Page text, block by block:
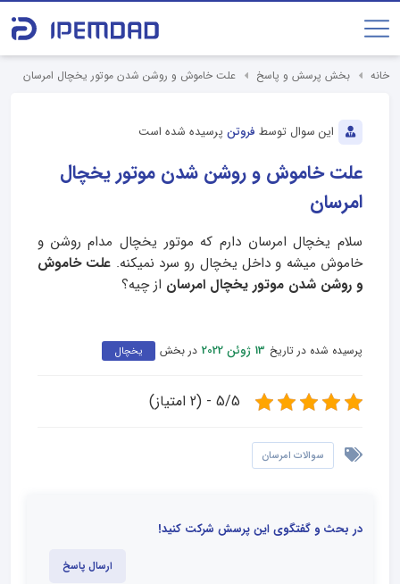
خانه بخش پرسش و پاسخ علت خاموش و روشن شدن موتور یخچال امرسان
این سوال توسط فروتن پرسیده شده است
علت خاموش و روشن شدن موتور یخچال
امرسان
سلام یخچال امرسان دارم که موتور یخچال مدام روشن و
خاموش میشه و داخل یخچال رو سرد نمیکنه. علت خاموش
و روشن شدن موتور یخچال امرسان از چیه؟
پرسیده شده در تاریخ 13 ژوئن 2022 در بخش یخچال
5/5 - (2 امتیاز)
سوالات امرسان
در بحث و گفتگوی این پرسش شرکت کنید!
ارسال پاسخ